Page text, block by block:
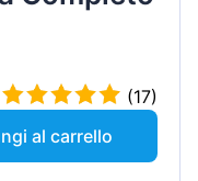
(17)
al carrello